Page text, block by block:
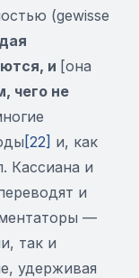
(gewisse
и [она
чего не
[22] и, как
Кассиана и
и
—
так и
удерживая